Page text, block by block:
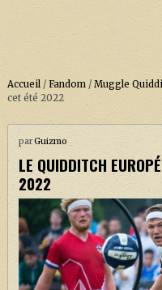
ACCUEIL
À PROPOS
SOUTENEZ-NOUS !
LA SÉRIE HARRY POTTER
HARRY POTTER : LIVRES
Accueil/ Fandom/ Muggle
cet été 2022
parGuizmo
LE QUIDDITCH
2022